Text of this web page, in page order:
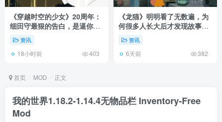
《穿越时空的少女》20周年：
细田守最狠的告白，是逼你承
认有些夏天回不去了！
资讯
18小时前 403
《龙猫》明明看了无数遍，为
何很多人长大后才发现故事根
本不在 1988 年！
资讯
6天前 382
首页 MOD 正文
我的世界1.18.2-1.14.4无物品栏 Inventory-Free
Mod